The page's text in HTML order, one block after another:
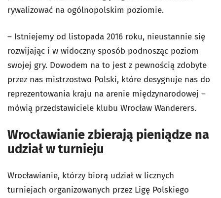
rywalizować na ogólnopolskim poziomie.
– Istniejemy od listopada 2016 roku, nieustannie się
rozwijając i w widoczny sposób podnosząc poziom
swojej gry. Dowodem na to jest z pewnością zdobyte
przez nas mistrzostwo Polski, które desygnuje nas do
reprezentowania kraju na arenie międzynarodowej –
mówią przedstawiciele klubu Wrocław Wanderers.
Wrocławianie zbierają pieniądze na
udział w turnieju
Wrocławianie, którzy biorą udział w licznych
turniejach organizowanych przez Ligę Polskiego